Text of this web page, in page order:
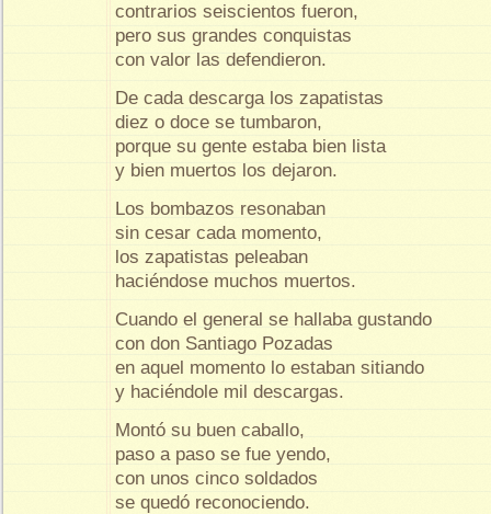
contrarios seiscientos fueron,
pero sus grandes conquistas
con valor las defendieron.
De cada descarga los zapatistas
diez o doce se tumbaron,
porque su gente estaba bien lista
y bien muertos los dejaron.
Los bombazos resonaban
sin cesar cada momento,
los zapatistas peleaban
haciéndose muchos muertos.
Cuando el general se hallaba gustando
con don Santiago Pozadas
en aquel momento lo estaban sitiando
y haciéndole mil descargas.
Montó su buen caballo,
paso a paso se fue yendo,
con unos cinco soldados
se quedó reconociendo.